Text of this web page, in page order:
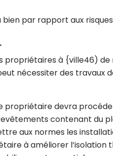
par rapport aux
à {ville46)
nécessiter des travaux
propriétaire devra
contenant du
aux normes les
à améliorer l’isolation